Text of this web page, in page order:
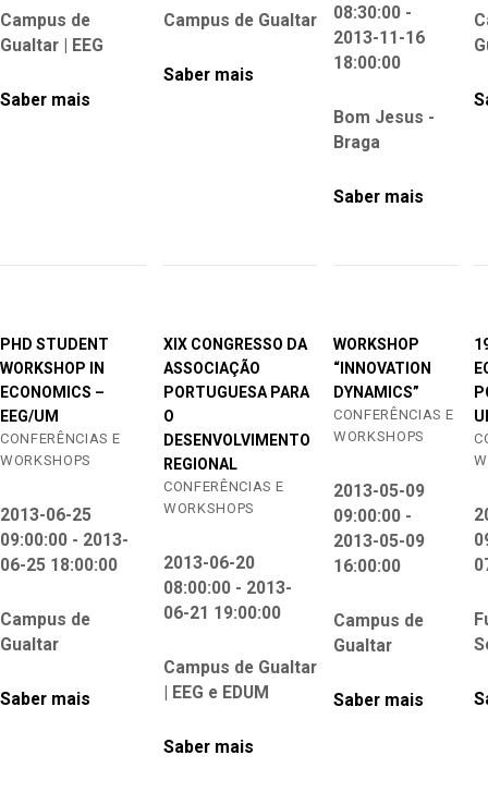
Campus de
Gualtar | EEG
Saber mais
Campus de Gualtar
Saber mais
08:30:00 -
2013-11-16
18:00:00
Bom Jesus -
Braga
Saber mais
PHD STUDENT
WORKSHOP IN
ECONOMICS –
EEG/UM
CONFERÊNCIAS E
WORKSHOPS
2013-06-25
09:00:00 - 2013-
06-25 18:00:00
Campus de
Gualtar
Saber mais
XIX CONGRESSO DA
ASSOCIAÇÃO
PORTUGUESA PARA
O
DESENVOLVIMENTO
REGIONAL
CONFERÊNCIAS E
WORKSHOPS
2013-06-20
08:00:00 - 2013-
06-21 19:00:00
Campus de Gualtar
| EEG e EDUM
Saber mais
WORKSHOP
“INNOVATION
DYNAMICS”
CONFERÊNCIAS E
WORKSHOPS
2013-05-09
09:00:00 -
2013-05-09
16:00:00
Campus de
Gualtar
Saber mais